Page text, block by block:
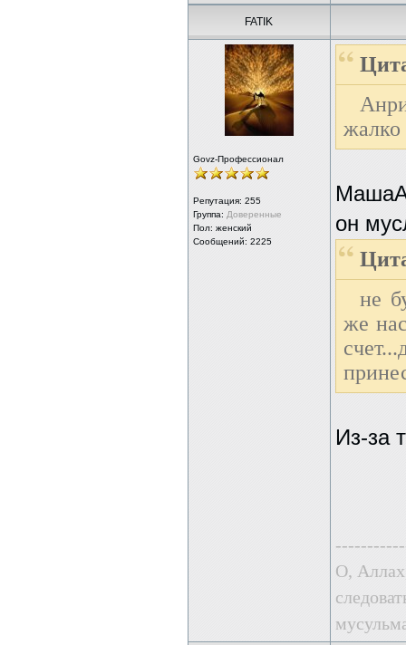
FATIK
Govz-Профессионал
Репутация: 255
Группа: Доверенные
Пол: женский
Сообщений: 2225
он
не
же
Из-за
О,